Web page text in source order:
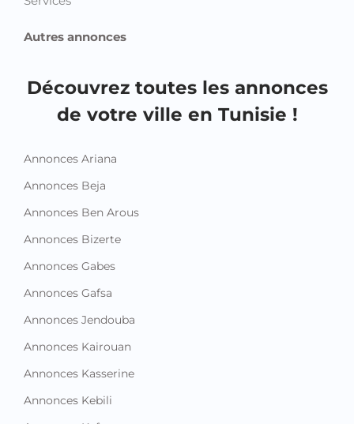
Découvrez toutes les annonces
Annonces Ariana
Annonces Ben Arous
Annonces Bizerte
Annonces Gabes
Annonces Gafsa
Annonces Jendouba
Annonces Kairouan
Annonces Kasserine
Annonces Kebili
Annonces Kef
Annonces Mahdia